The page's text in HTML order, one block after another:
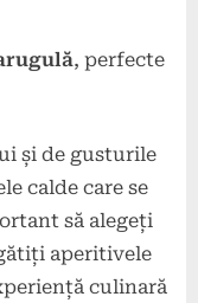
, perfecte
și de gusturile
calde care se
să alegeți
aperitivele
culinară